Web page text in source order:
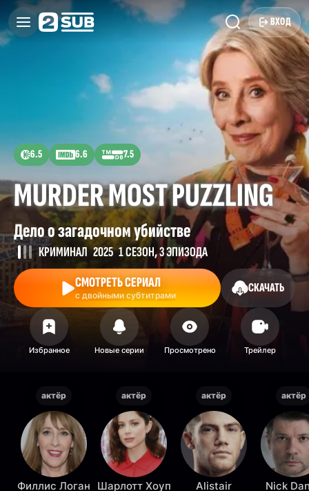
ВХОД
6.5 6.6 7.5
MURDER MOST PUZZLING
Дело о загадочном убийстве
КРИМИНАЛ 2025 1 СЕЗОН, 3 ЭПИЗОДА
СМОТРЕТЬ СЕРИАЛ
с двойными субтитрами
СКАЧАТЬ
актёр
Филлис Логан
актёр
Шарлотт Хоуп
актёр
Alistair
актёр
Nick